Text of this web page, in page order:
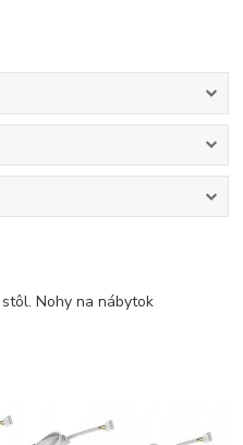
Nohy na nábytok